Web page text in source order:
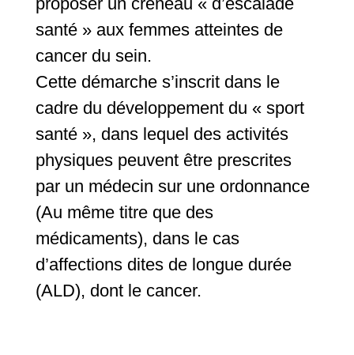
santé » aux femmes atteintes de
cancer du sein.
Cette démarche s’inscrit dans le
cadre du développement du « sport
santé », dans lequel des activités
physiques peuvent être prescrites
par un médecin sur une ordonnance
(Au même titre que des
médicaments), dans le cas
d’affections dites de longue durée
(ALD), dont le cancer.